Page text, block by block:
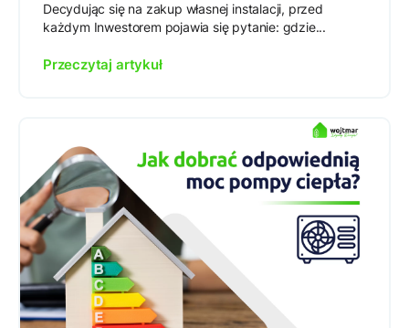
Decydując się na zakup własnej instalacji, przed
każdym Inwestorem pojawia się pytanie: gdzie...
Przeczytaj artykuł